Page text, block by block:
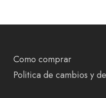
Como comprar
Politica de cambios y